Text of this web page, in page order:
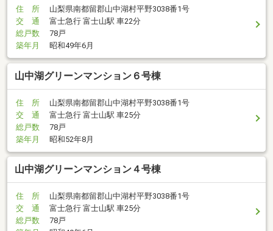
住 所
山梨県南都留郡山中湖村平野3038番1号
交 通
富士急行 富士山駅 車22分
総戸数
78戸
築年月
昭和49年6月
山中湖グリーンマンション６号棟
住 所
山梨県南都留郡山中湖村平野3038番1号
交 通
富士急行 富士山駅 車25分
総戸数
78戸
築年月
昭和52年8月
山中湖グリーンマンション４号棟
住 所
山梨県南都留郡山中湖村平野3038番1号
交 通
富士急行 富士山駅 車25分
総戸数
78戸